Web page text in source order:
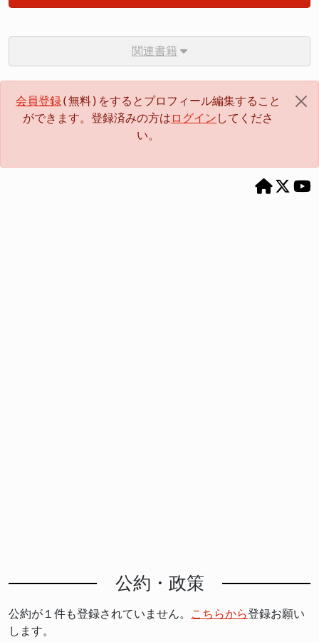
関連書籍
会員登録(無料)をするとプロフィール編集すること
ができます。登録済みの方は ログイン してくださ
い。
公約・政策
公約が１件も登録されていません。 こちらから登録お願い
します。